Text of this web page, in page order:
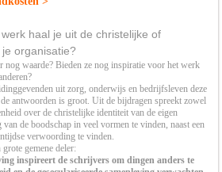
haal je uit de christelijke of
organisatie?
nog waarde? Bieden ze nog inspiratie voor het werk
uit zorg, onderwijs en bedrijfsleven deze
antwoorden is groot. Uit de bijdragen spreekt zowel
over de christelijke identiteit van de eigen
de boodschap in veel vormen te vinden, naast een
verwoording te vinden.
gemene deler:
inspireert de schrijvers om dingen anders te